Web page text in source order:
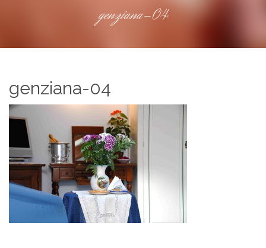
genziana-04
genziana-04